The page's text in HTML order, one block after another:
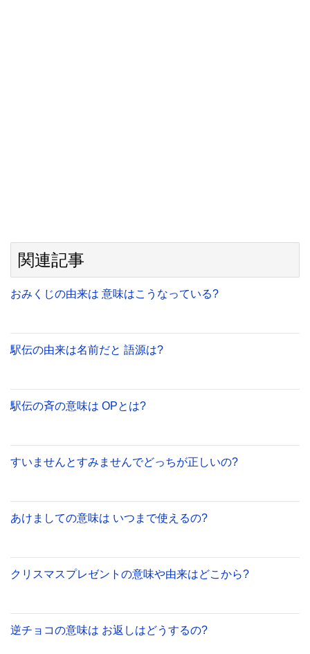
関連記事
おみくじの由来は 意味はこうなっている?
駅伝の由来は名前だと 語源は?
駅伝の斉の意味は OPとは?
すいませんとすみませんでどっちが正しいの?
あけましての意味は いつまで使えるの?
クリスマスプレゼントの意味や由来はどこから?
逆チョコの意味は お返しはどうするの?